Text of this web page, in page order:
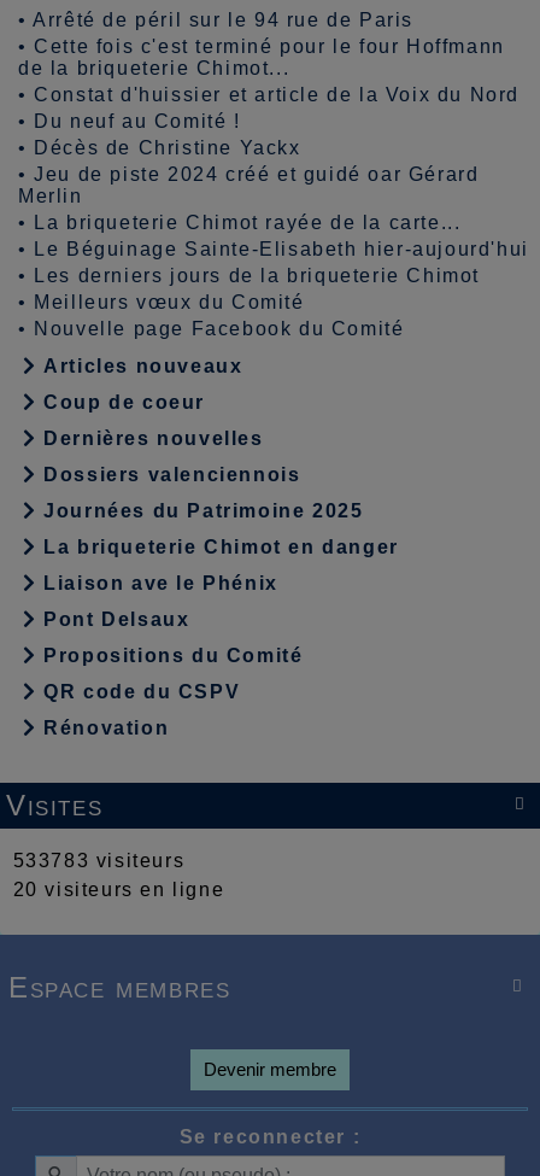
•Arrêté de péril sur le 94 rue de Paris
• Cette fois c'est terminé pour le four Hoffmann
de la briqueterie Chimot...
• Constat d'huissier et article de la Voix du Nord
•
Du neuf au Comité !
•
Décès de Christine Yackx
•Jeu de piste 2024 créé et guidé oar Gérard
Merlin
•
La briqueterie Chimot rayée de la carte...
•
Le Béguinage Sainte-Elisabeth hier-aujourd'hui
•
Les derniers jours de la briqueterie Chimot
• Meilleurs vœux du Comité
• Nouvelle page Facebook du Comité
Articles nouveaux
Coup de coeur
Dernières nouvelles
Dossiers valenciennois
Journées du Patrimoine 2025
La briqueterie Chimot en danger
Liaison ave le Phénix
Pont Delsaux
Propositions du Comité
QR code du CSPV
Rénovation

Visites
533783 visiteurs
20 visiteurs en ligne

Espace membres
Devenir membre
Se reconnecter :